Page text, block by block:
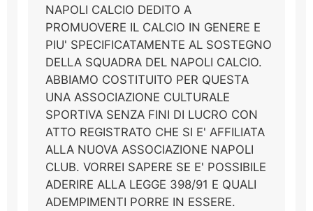
NAPOLI CALCIO DEDITO A
PROMUOVERE IL CALCIO IN GENERE E
PIU' SPECIFICATAMENTE AL SOSTEGNO
DELLA SQUADRA DEL NAPOLI CALCIO.
ABBIAMO COSTITUITO PER QUESTA
UNA ASSOCIAZIONE CULTURALE
SPORTIVA SENZA FINI DI LUCRO CON
ATTO REGISTRATO CHE SI E' AFFILIATA
ALLA NUOVA ASSOCIAZIONE NAPOLI
CLUB. VORREI SAPERE SE E' POSSIBILE
ADERIRE ALLA LEGGE 398/91 E QUALI
ADEMPIMENTI PORRE IN ESSERE.